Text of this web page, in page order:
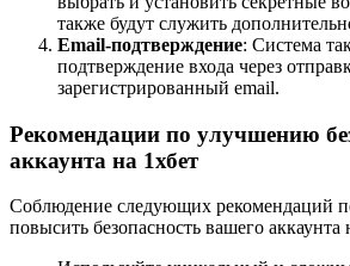
также будут служить
Email-подтверждение: Система
подтверждение входа через
зарегистрированный email.
Рекомендации по улучшению
аккаунта на 1хбет
Соблюдение следующих рекомендаций
повысить безопасность вашего аккаунта